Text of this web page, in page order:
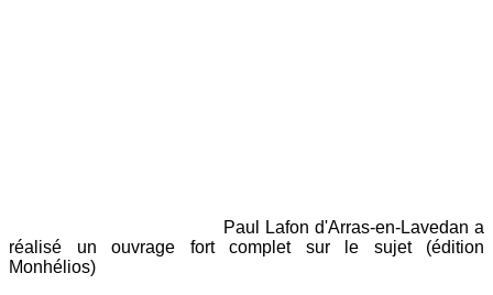
Paul Lafon d'Arras-en-Lavedan a
réalisé un ouvrage fort complet sur le sujet (édition
Monhélios)